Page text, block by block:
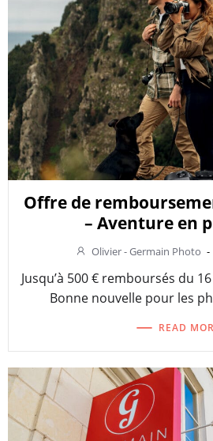
Offre de
– Aventure en
Olivier - Germain Photo -
Jusqu’à 500 € remboursés du
Bonne nouvelle pour les
READ